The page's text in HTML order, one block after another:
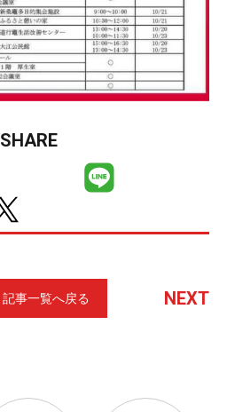
SHARE
記事一覧へ戻る NEXT